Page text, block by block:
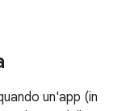
un'app (in